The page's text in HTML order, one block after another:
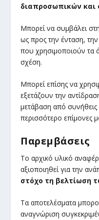
διαπροσωπικών και
Μπορεί να συμβάλει
ως προς την ένταση, την
που χρησιμοποιούν τα
σχέση.
Μπορεί επίσης να
εξετάζουν την
μετάβαση από
περισσότερο επίμονες
Παρεμβάσεις
Το αρχικό υλικό
αξιοποιηθεί για την
στόχο τη βελτίωση
Τα αποτελέσματα
αναγνώριση